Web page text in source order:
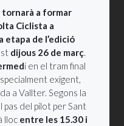
tornarà a formar
Ciclista a
etapa de l’edició
dijous 26 de març.
i en el tram final
exigent,
a Vallter. Segons la
pas del pilot per Sant
lloc entre les 15.30 i